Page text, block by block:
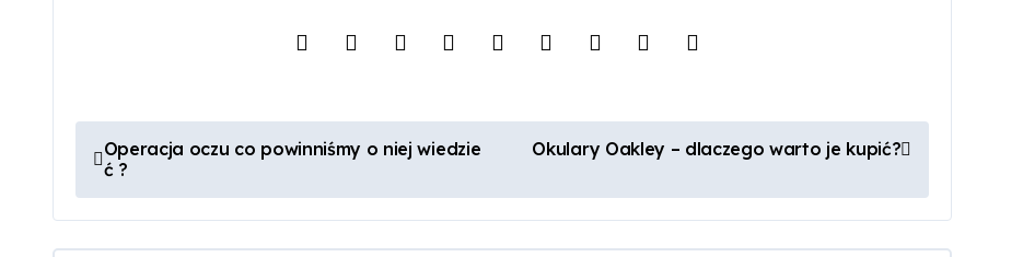
N
a
w
Operacja oczu co powinniśmy o niej wiedzie
ć ?
Okulary Oakley – dlaczego warto je kupić?